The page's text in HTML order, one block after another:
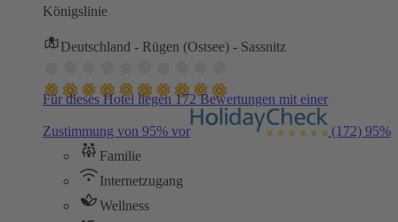
Königslinie
Deutschland - Rügen (Ostsee) - Sassnitz
Für dieses Hotel liegen 172 Bewertungen mit einer
Zustimmung von 95% vor (172) 95%
Familie
Internetzugang
Wellness